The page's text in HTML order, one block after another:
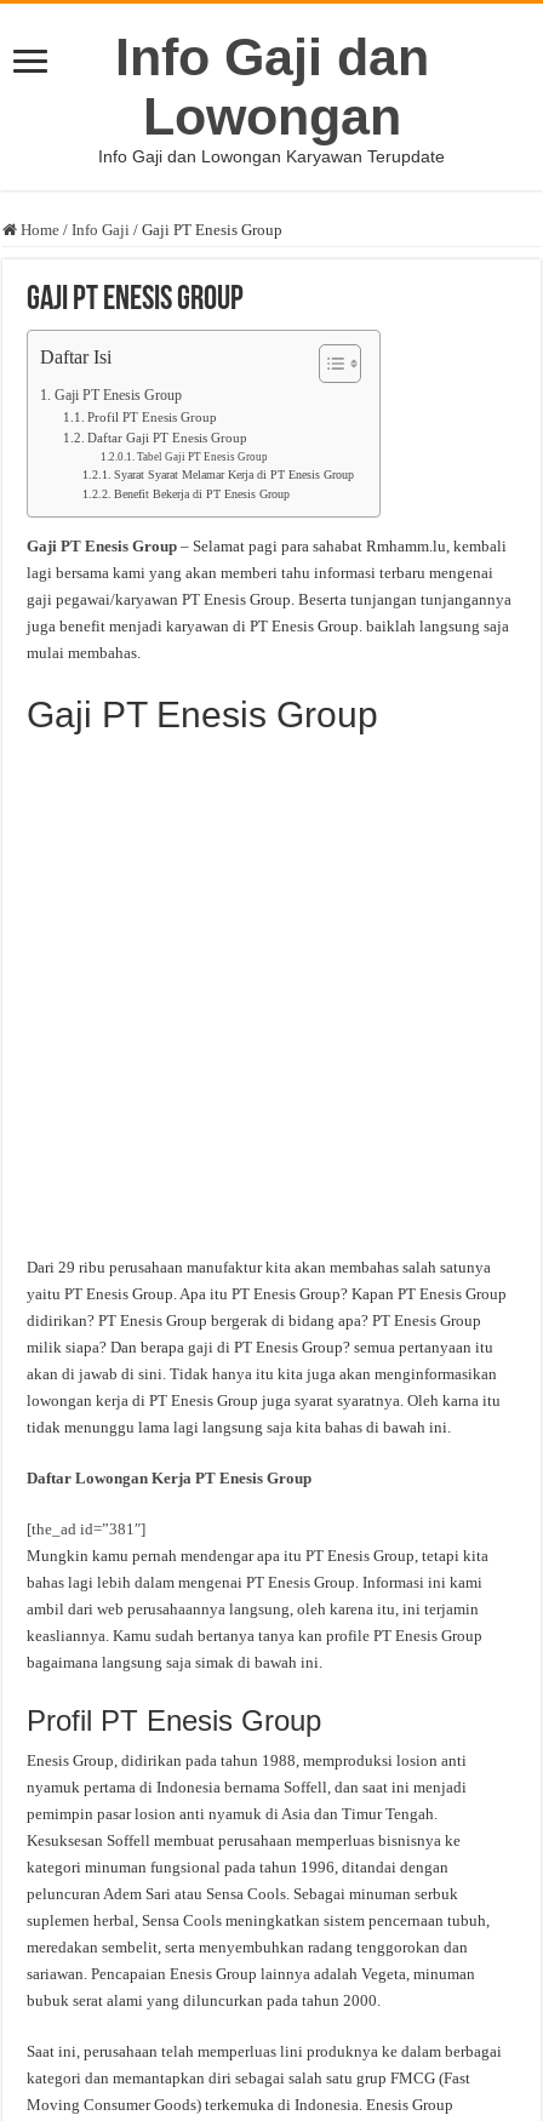
Info Gaji dan
Lowongan
Info Gaji dan Lowongan Karyawan Terupdate
Home / Info Gaji / Gaji PT Enesis Group
Gaji PT Enesis Group
Daftar Isi
Gaji PT Enesis Group
Profil PT Enesis Group
Daftar Gaji PT Enesis Group
Tabel Gaji PT Enesis Group
Syarat Syarat Melamar Kerja di PT Enesis Group
Benefit Bekerja di PT Enesis Group
Gaji PT Enesis Group – Selamat pagi para sahabat Rmhamm.lu, kembali
lagi bersama kami yang akan memberi tahu informasi terbaru mengenai
gaji pegawai/karyawan PT Enesis Group. Beserta tunjangan tunjangannya
juga benefit menjadi karyawan di PT Enesis Group. baiklah langsung saja
mulai membahas.
Gaji PT Enesis Group
Dari 29 ribu perusahaan manufaktur kita akan membahas salah satunya
yaitu PT Enesis Group. Apa itu PT Enesis Group? Kapan PT Enesis Group
didirikan? PT Enesis Group bergerak di bidang apa? PT Enesis Group
milik siapa? Dan berapa gaji di PT Enesis Group? semua pertanyaan itu
akan di jawab di sini. Tidak hanya itu kita juga akan menginformasikan
lowongan kerja di PT Enesis Group juga syarat syaratnya. Oleh karna itu
tidak menunggu lama lagi langsung saja kita bahas di bawah ini.
Daftar Lowongan Kerja PT Enesis Group
[the_ad id=”381″]
Mungkin kamu pernah mendengar apa itu PT Enesis Group, tetapi kita
bahas lagi lebih dalam mengenai PT Enesis Group. Informasi ini kami
ambil dari web perusahaannya langsung, oleh karena itu, ini terjamin
keasliannya. Kamu sudah bertanya tanya kan profile PT Enesis Group
bagaimana langsung saja simak di bawah ini.
Profil PT Enesis Group
Enesis Group, didirikan pada tahun 1988, memproduksi losion anti
nyamuk pertama di Indonesia bernama Soffell, dan saat ini menjadi
pemimpin pasar losion anti nyamuk di Asia dan Timur Tengah.
Kesuksesan Soffell membuat perusahaan memperluas bisnisnya ke
kategori minuman fungsional pada tahun 1996, ditandai dengan
peluncuran Adem Sari atau Sensa Cools. Sebagai minuman serbuk
suplemen herbal, Sensa Cools meningkatkan sistem pencernaan tubuh,
meredakan sembelit, serta menyembuhkan radang tenggorokan dan
sariawan. Pencapaian Enesis Group lainnya adalah Vegeta, minuman
bubuk serat alami yang diluncurkan pada tahun 2000.
Saat ini, perusahaan telah memperluas lini produknya ke dalam berbagai
kategori dan memantapkan diri sebagai salah satu grup FMCG (Fast
Moving Consumer Goods) terkemuka di Indonesia. Enesis Group